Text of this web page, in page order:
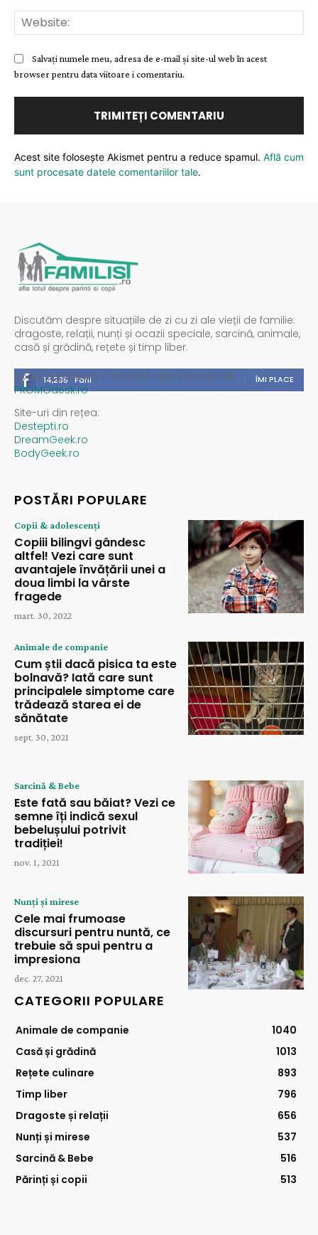
Salvați numele meu, adresa de e-mail și site-ul web în acest
browser pentru data viitoare i comentariu.
Acest site folosește Akismet pentru a reduce spamul. Află cum
sunt procesate datele comentariilor tale.
Discutăm despre situațiile de zi cu zi ale vieții de familie:
dragoste, relații, nunți și ocazii speciale, sarcină, animale,
casă și grădină, rețete și timp liber.
14,235 Fani ÎMI PLACE
Spații publicitare / reclamă administrată de
PROMOdesk.ro
Site-uri din rețea:
Destepti.ro
DreamGeek.ro
BodyGeek.ro
POSTĂRI POPULARE
Copii & adolescenți
Copiii bilingvi gândesc
altfel! Vezi care sunt
avantajele învățării unei a
doua limbi la vârste
fragede
mart. 30, 2022
Animale de companie
Cum știi dacă pisica ta este
bolnavă? Iată care sunt
principalele simptome care
trădează starea ei de
sănătate
sept. 30, 2021
Sarcină & Bebe
Este fată sau băiat? Vezi ce
semne îți indică sexul
bebelușului potrivit
tradiției!
nov. 1, 2021
Nunți și mirese
Cele mai frumoase
discursuri pentru nuntă, ce
trebuie să spui pentru a
impresiona
dec. 27, 2021
CATEGORII POPULARE
Animale de companie
1040
Casă și grădină
1013
Rețete culinare
893
Timp liber
796
Dragoste și relații
656
Nunți și mirese
537
Sarcină & Bebe
516
Părinți și copii
513